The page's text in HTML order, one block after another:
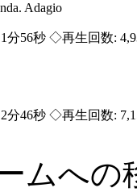
Adagio
分56秒 ◇再生回数:
分46秒 ◇再生回数:
ムへの